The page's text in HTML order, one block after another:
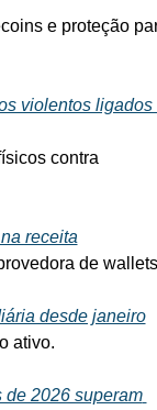
e proteção
violentos ligados
contra
receita
de
desde janeiro
ativo.
2026 superam